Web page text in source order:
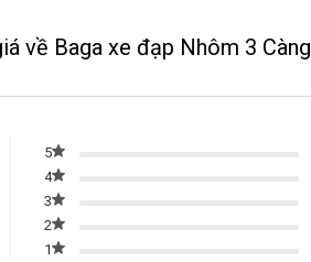
về Baga xe đạp Nhôm 3 Càng
5
4
3
2
1